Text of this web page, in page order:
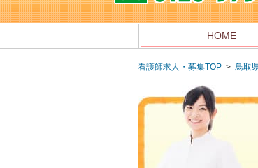
HOME
看護師求人・募集TOP > 鳥取